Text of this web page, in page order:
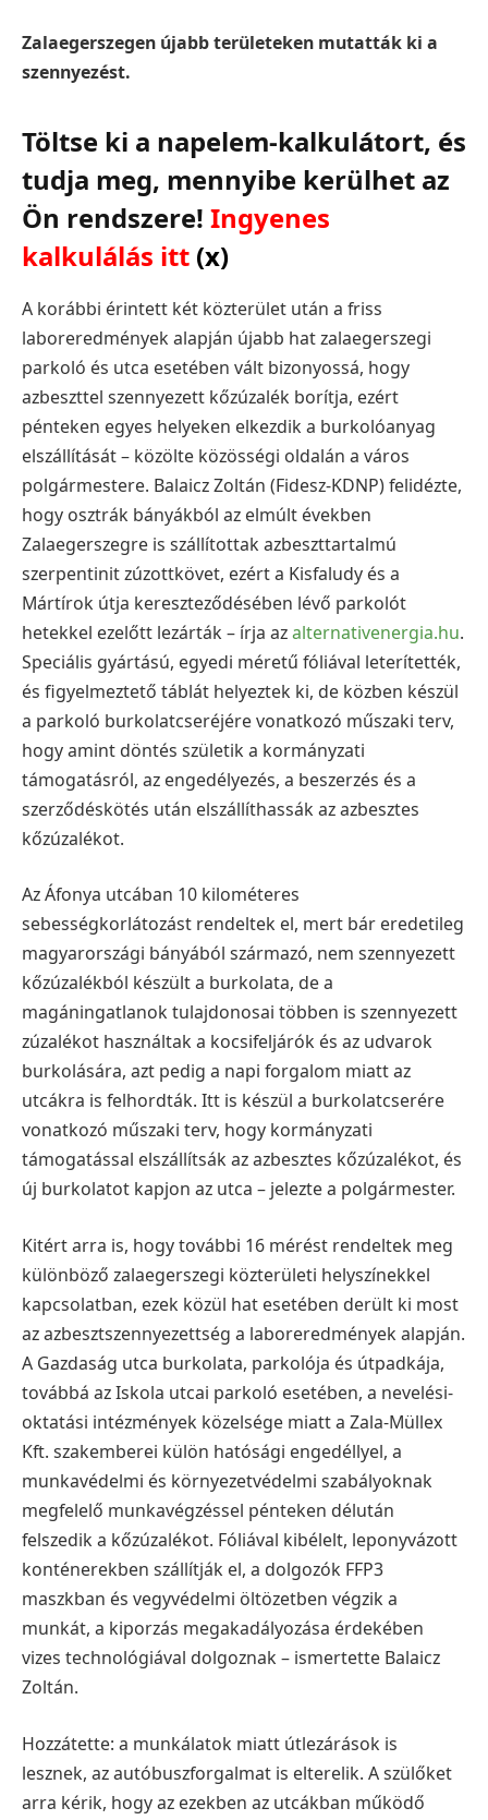
Zalaegerszegen újabb területeken mutatták ki a
szennyezést.
Töltse ki a napelem-kalkulátort, és
tudja meg, mennyibe kerülhet az
Ön rendszere! Ingyenes
kalkulálás itt (x)
A korábbi érintett két közterület után a friss
laboreredmények alapján újabb hat zalaegerszegi
parkoló és utca esetében vált bizonyossá, hogy
azbeszttel szennyezett kőzúzalék borítja, ezért
pénteken egyes helyeken elkezdik a burkolóanyag
elszállítását – közölte közösségi oldalán a város
polgármestere. Balaicz Zoltán (Fidesz-KDNP) felidézte,
hogy osztrák bányákból az elmúlt években
Zalaegerszegre is szállítottak azbeszttartalmú
szerpentinit zúzottkövet, ezért a Kisfaludy és a
Mártírok útja kereszteződésében lévő parkolót
hetekkel ezelőtt lezárták – írja azalternativenergia.hu.
Speciális gyártású, egyedi méretű fóliával leterítették,
és figyelmeztető táblát helyeztek ki, de közben készül
a parkoló burkolatcseréjére vonatkozó műszaki terv,
hogy amint döntés születik a kormányzati
támogatásról, az engedélyezés, a beszerzés és a
szerződéskötés után elszállíthassák az azbesztes
kőzúzalékot.
Az Áfonya utcában 10 kilométeres
sebességkorlátozást rendeltek el, mert bár eredetileg
magyarországi bányából származó, nem szennyezett
kőzúzalékból készült a burkolata, de a
magáningatlanok tulajdonosai többen is szennyezett
zúzalékot használtak a kocsifeljárók és az udvarok
burkolására, azt pedig a napi forgalom miatt az
utcákra is felhordták. Itt is készül a burkolatcserére
vonatkozó műszaki terv, hogy kormányzati
támogatással elszállítsák az azbesztes kőzúzalékot, és
új burkolatot kapjon az utca – jelezte a polgármester.
Kitért arra is, hogy további 16 mérést rendeltek meg
különböző zalaegerszegi közterületi helyszínekkel
kapcsolatban, ezek közül hat esetében derült ki most
az azbesztszennyezettség a laboreredmények alapján.
A Gazdaság utca burkolata, parkolója és útpadkája,
továbbá az Iskola utcai parkoló esetében, a nevelési-
oktatási intézmények közelsége miatt a Zala-Müllex
Kft. szakemberei külön hatósági engedéllyel, a
munkavédelmi és környezetvédelmi szabályoknak
megfelelő munkavégzéssel pénteken délután
felszedik a kőzúzalékot. Fóliával kibélelt, leponyvázott
konténerekben szállítják el, a dolgozók FFP3
maszkban és vegyvédelmi öltözetben végzik a
munkát, a kiporzás megakadályozása érdekében
vizes technológiával dolgoznak – ismertette Balaicz
Zoltán.
Hozzátette: a munkálatok miatt útlezárások is
lesznek, az autóbuszforgalmat is elterelik. A szülőket
arra kérik, hogy az ezekben az utcákban működő